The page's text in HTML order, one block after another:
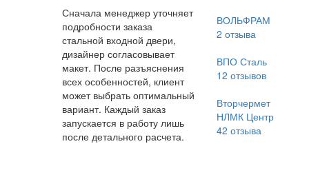
Сначала менеджер уточняет
подробности заказа
стальной входной двери,
дизайнер согласовывает
макет. После разъяснения
всех особенностей, клиент
может выбрать оптимальный
вариант. Каждый заказ
запускается в работу лишь
после детального расчета.
ВОЛЬФРАМ
2 отзыва
ВПО Сталь
12 отзывов
Вторчермет
НЛМК Центр
42 отзыва